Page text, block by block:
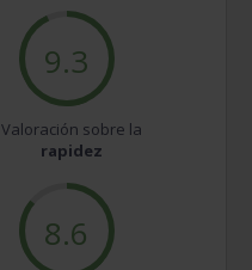
9.3
Valoración sobre la
rapidez
8.6